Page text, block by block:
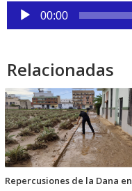
Reproductor
de
00:00
Relacionadas
Repercusiones de la Dana en